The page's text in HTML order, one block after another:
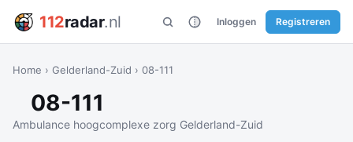
112radar.nl Inloggen Registreren
Home › Gelderland-Zuid › 08-111
08-111
Ambulance hoogcomplexe zorg Gelderland-Zuid